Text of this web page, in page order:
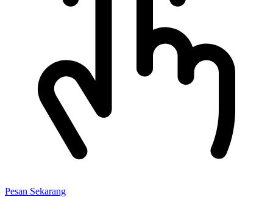
Pesan Sekarang